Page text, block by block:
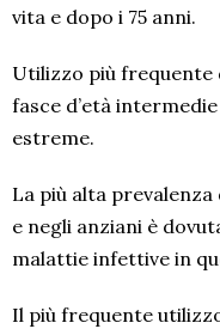
vita e dopo i 75 anni.
Utilizzo più frequente
fasce d’età
estreme.
La più alta prevalenza
e negli anziani è
malattie infettive in
Il più frequente